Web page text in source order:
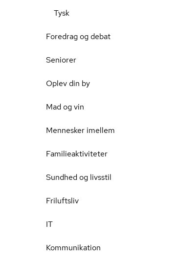
Tysk
Foredrag og debat
Seniorer
Oplev din by
Mad og vin
Mennesker imellem
Familieaktiviteter
Sundhed og livsstil
Friluftsliv
IT
Kommunikation